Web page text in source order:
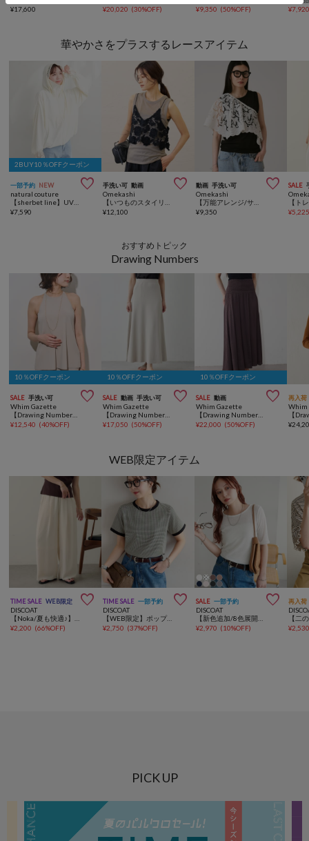
¥17,600
¥20,020 (30%OFF)
¥9,350 (50%OFF) ¥
華やかさをプラスするレースアイテム
2BUY10％OFFクーポン
一部予約 NEW 
natural couture
¥7,590
手洗い可 動画 
Omekashi
¥12,100
動画 手洗い可 
Omekashi
【万能アレンジ/サイズ調整可能】マルチレーススカーフ
¥9,350
SALE
¥
おすすめトピック
Drawing Numbers
10％OFFクーポン
SALE 手洗い可 
Whim Gazette
【Drawing Numbers】ホルターニットタンク
¥12,540 (40%OFF)
10％OFFクーポン
SALE 動画 手洗い可 
Whim Gazette
【Drawing Numbers】ニットフレアロングスカート
¥17,050 (50%OFF)
10％OFFクーポン
SALE 動画 
Whim Gazette
【Drawing Numbers】ヨウリュウサテンギャザースカート
¥22,000 (50%OFF)
再入荷
Whim
¥
WEB限定アイテム
TIME SALE WEB限定 
DISCOAT
¥2,200 (66%OFF)
TIME SALE 一部予約 
DISCOAT
¥2,750 (37%OFF)
SALE 一部予約 
DISCOAT
¥2,970 (10%OFF)
再入荷
¥
PICK UP